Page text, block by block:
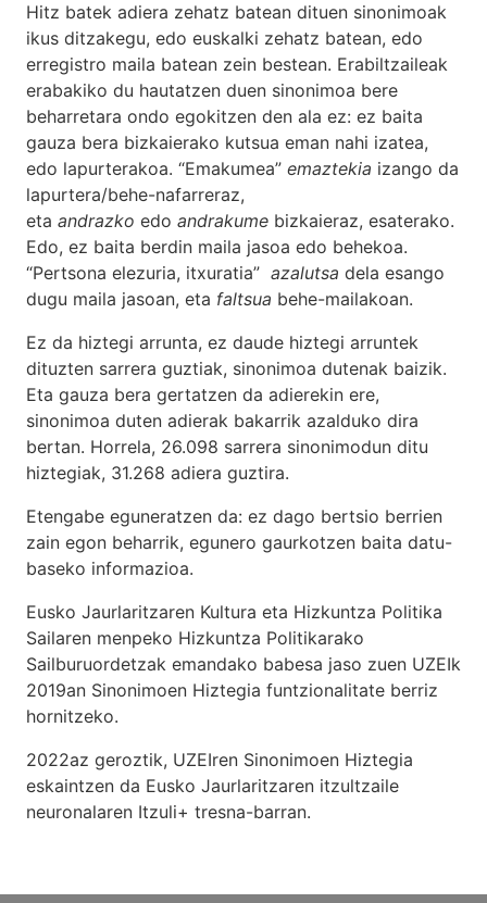
Hitz batek adiera zehatz batean dituen sinonimoak
ikus ditzakegu, edo euskalki zehatz batean, edo
erregistro maila batean zein bestean. Erabiltzaileak
erabakiko du hautatzen duen sinonimoa bere
beharretara ondo egokitzen den ala ez: ez baita
gauza bera bizkaierako kutsua eman nahi izatea,
edo lapurterakoa. “Emakumea” emaztekia izango da
lapurtera/behe-nafarreraz,
eta andrazko edo andrakume bizkaieraz, esaterako.
Edo, ez baita berdin maila jasoa edo behekoa.
“Pertsona elezuria, itxuratia” azalutsa dela esango
dugu maila jasoan, eta faltsua behe-mailakoan.
Ez da hiztegi arrunta, ez daude hiztegi arruntek
dituzten sarrera guztiak, sinonimoa dutenak baizik.
Eta gauza bera gertatzen da adierekin ere,
sinonimoa duten adierak bakarrik azalduko dira
bertan. Horrela, 26.098 sarrera sinonimodun ditu
hiztegiak, 31.268 adiera guztira.
Etengabe eguneratzen da: ez dago bertsio berrien
zain egon beharrik, egunero gaurkotzen baita datu-
baseko informazioa.
Eusko Jaurlaritzaren Kultura eta Hizkuntza Politika
Sailaren menpeko Hizkuntza Politikarako
Sailburuordetzak emandako babesa jaso zuen UZEIk
2019an Sinonimoen Hiztegia funtzionalitate berriz
hornitzeko.
2022az geroztik, UZEIren Sinonimoen Hiztegia
eskaintzen da Eusko Jaurlaritzaren itzultzaile
neuronalaren Itzuli+ tresna-barran.